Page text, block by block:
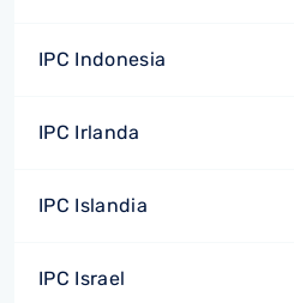
IPC Indonesia
IPC Irlanda
IPC Islandia
IPC Israel